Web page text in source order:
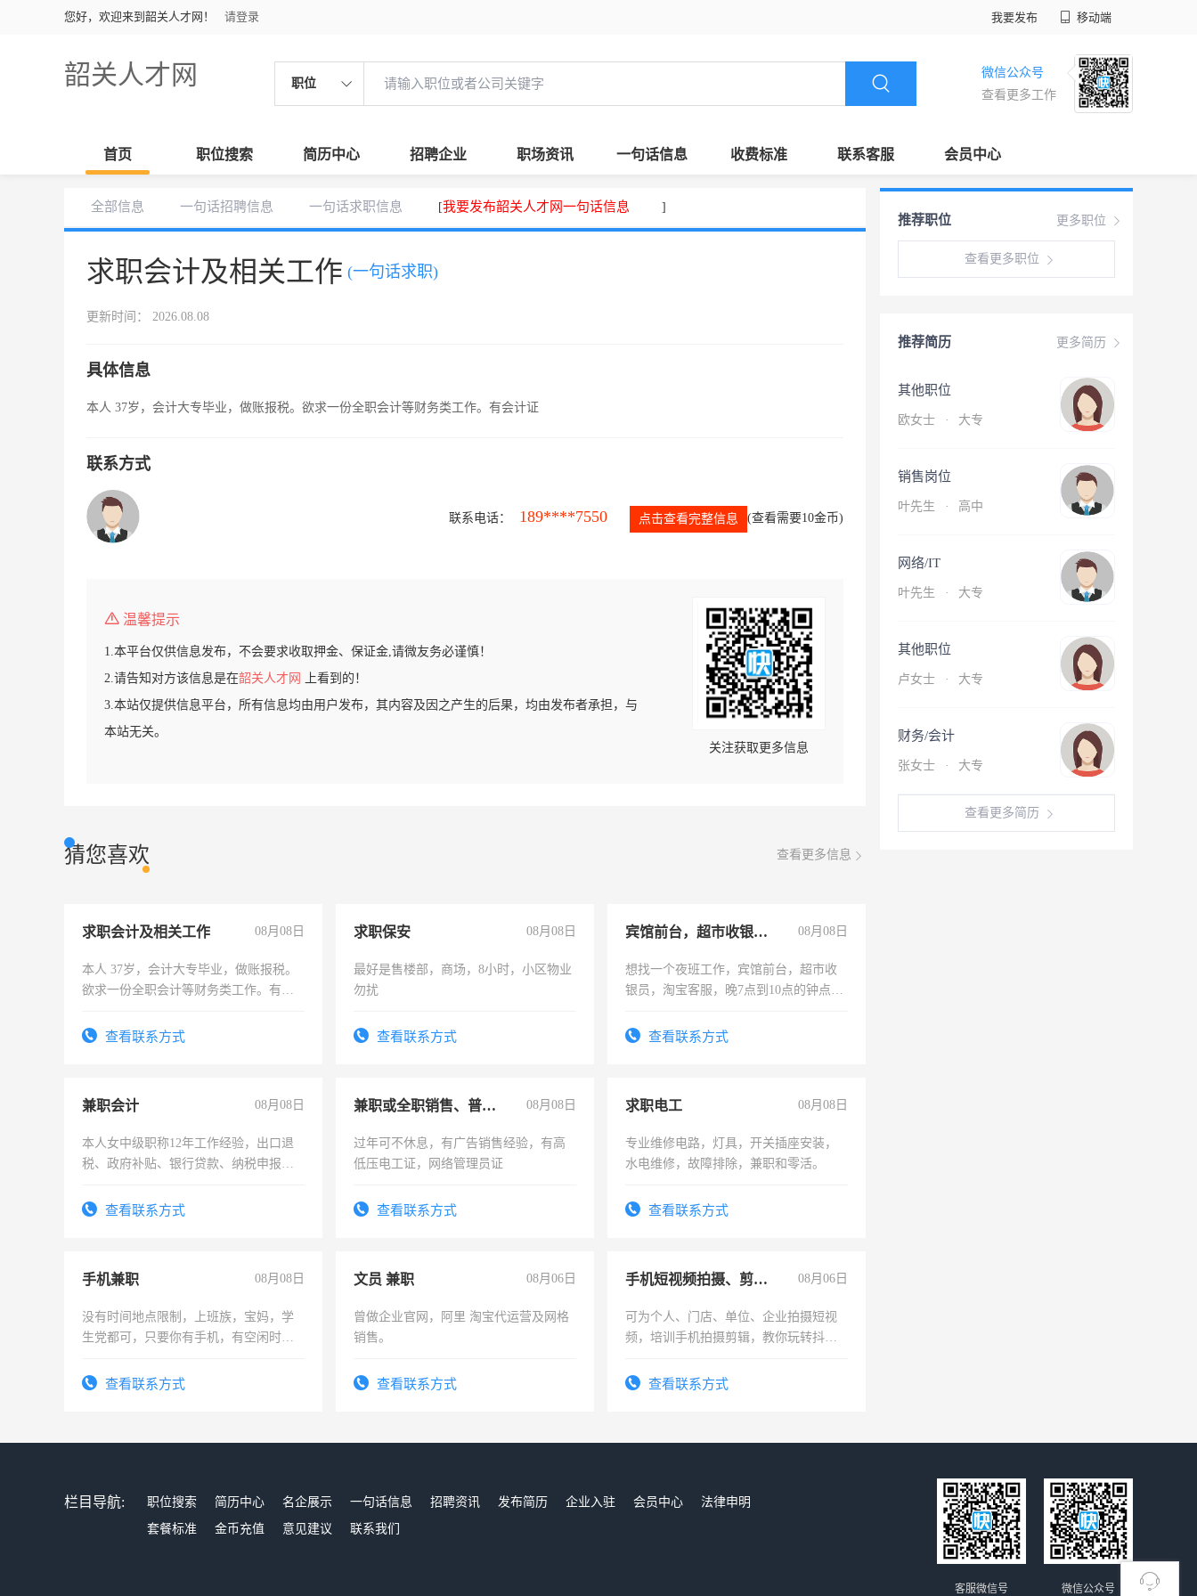
您好，欢迎来到韶关人才网！ 请登录 我要发布 移动端
韶关人才网 职位
微信公众号
查看更多工作
首页 职位搜索 简历中心 招聘企业 职场资讯 一句话信息 收费标准 联系客服 会员中心
全部信息 一句话招聘信息 一句话求职信息 [我要发布韶关人才网一句话信息 ]
求职会计及相关工作 (一句话求职)
更新时间： 2026.08.08
具体信息
本人 37岁，会计大专毕业，做账报税。欲求一份全职会计等财务类工作。有会计证
联系方式
联系电话： 189****7550 点击查看完整信息 (查看需要10金币)
温馨提示
1.本平台仅供信息发布，不会要求收取押金、保证金,请微友务必谨慎！
2.请告知对方该信息是在韶关人才网
上看到的！
3.本站仅提供信息平台，所有信息均由用户发布，其内容及因之产生的后果，均由发布者承担，与
本站无关。
关注获取更多信息
猜您喜欢 查看更多信息
求职会计及相关工作 08月08日
本人 37岁，会计大专毕业，做账报税。
欲求一份全职会计等财务类工作。有会
查看联系方式
求职保安 08月08日
最好是售楼部，商场，8小时，小区物业
勿扰
查看联系方式
宾馆前台，超市收银员，淘宝客服 08月08日
想找一个夜班工作，宾馆前台，超市收
银员，淘宝客服，晚7点到10点的钟点
号同微信查看联系方式
兼职会计 08月08日
本人女中级职称12年工作经验，出口退
税、政府补贴、银行贷款、纳税申报、
务，财务咨询等业务。欲求兼职会计工
查看联系方式
兼职或全职销售、普工、维修 08月08日
过年可不休息，有广告销售经验，有高
低压电工证，网络管理员证
查看联系方式
求职电工 08月08日
专业维修电路，灯具，开关插座安装，
水电维修，故障排除，兼职和零活。
查看联系方式
手机兼职 08月08日
没有时间地点限制，上班族，宝妈，学
生党都可，只要你有手机，有空闲时
勤快的四五十，每天挣零花钱没问题！
查看联系方式
文员 兼职 08月06日
曾做企业官网，阿里 淘宝代运营及网格
销售。
查看联系方式
手机短视频拍摄、剪辑、抖音快手 08月06日
可为个人、门店、单位、企业拍摄短视
频，培训手机拍摄剪辑，教你玩转抖音
频，培训手机拍摄剪辑，教你玩转抖
查看联系方式
更多职位
推荐职位
查看更多职位
更多简历
推荐简历
其他职位
欧女士 · 大专
销售岗位
叶先生 · 高中
网络/IT
叶先生 · 大专
其他职位
卢女士 · 大专
财务/会计
张女士 · 大专
查看更多简历
栏目导航: 职位搜索 简历中心 名企展示 一句话信息 招聘资讯 发布简历 企业入驻 会员中心
法律申明
套餐标准
金币充值 意见建议 联系我们
微信公众号
客服微信号